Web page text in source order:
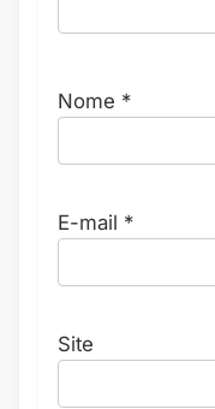
Nome *
E-mail *
Site